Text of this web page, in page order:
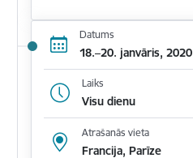
Datums
18.–20. janvāris, 2020
Laiks
Visu dienu
Atrašanās vieta
Francija, Parīze